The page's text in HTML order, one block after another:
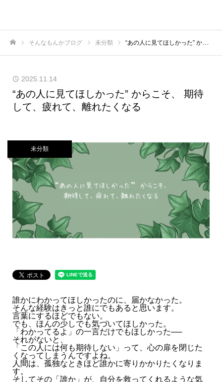
そんなもんかブログ 未分類 “あの人に見てほしかった” からこそ、 期待して、疲れて、離れたくなる
2025.11.14
“あの人に見てほしかった” からこそ、 期待
して、疲れて、離れたくなる
未分類
誰かにわかってほしかったのに、届かなかった。
そんな経験はきっと誰にでもあると思います。
言葉にするほどでもない。
でも、ほんの少しでも気づいてほしかった。
「わかってるよ」の一言だけでもほしかった──
それがないと、
「この人には何も期待しない」って、心の扉を閉じた
くなってしまうんですよね。
人間は、孤独なときほど誰かに寄りかかりたくなりま
す。
そしてその「誰か」が、自分を救ってくれるような気